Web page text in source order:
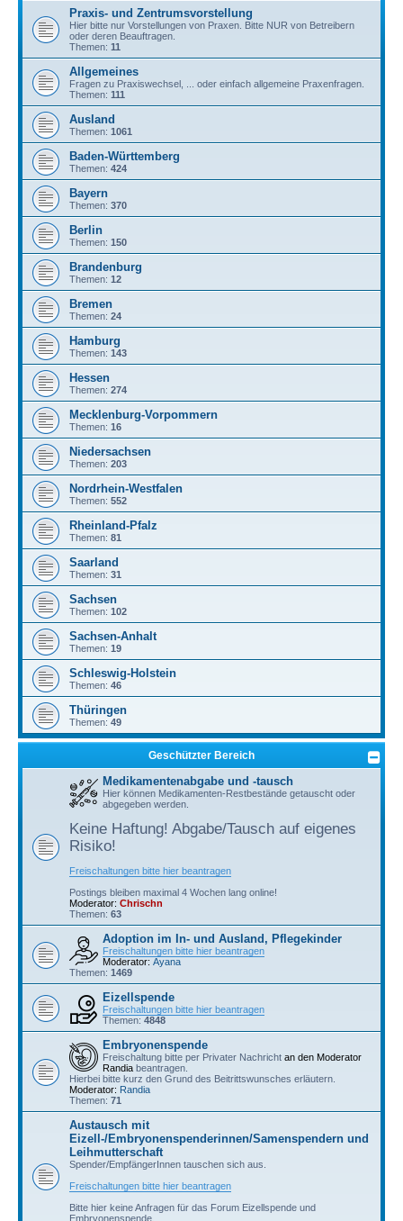
Praxis- und Zentrumsvorstellung
Hier bitte nur Vorstellungen von Praxen. Bitte NUR von Betreibern
oder deren Beauftragen.
Themen: 11
Allgemeines
Fragen zu Praxiswechsel, ... oder einfach allgemeine Praxenfragen.
Themen: 111
Ausland
Themen: 1061
Baden-Württemberg
Themen: 424
Bayern
Themen: 370
Berlin
Themen: 150
Brandenburg
Themen: 12
Bremen
Themen: 24
Hamburg
Themen: 143
Hessen
Themen: 274
Mecklenburg-Vorpommern
Themen: 16
Niedersachsen
Themen: 203
Nordrhein-Westfalen
Themen: 552
Rheinland-Pfalz
Themen: 81
Saarland
Themen: 31
Sachsen
Themen: 102
Sachsen-Anhalt
Themen: 19
Schleswig-Holstein
Themen: 46
Thüringen
Themen: 49
Geschützter Bereich
Medikamentenabgabe und -tausch
Hier können Medikamenten-Restbestände getauscht oder
abgegeben werden.
Keine Haftung! Abgabe/Tausch auf eigenes
Risiko!
Freischaltungen bitte hier beantragen
Postings bleiben maximal 4 Wochen lang online!
Moderator: Chrischn
Themen: 63
Adoption im In- und Ausland, Pflegekinder
Freischaltungen bitte hier beantragen
Moderator: Ayana
Themen: 1469
Eizellspende
Freischaltungen bitte hier beantragen
Themen: 4848
Embryonenspende
Freischaltung bitte per Privater Nachricht an den Moderator
Randia beantragen.
Hierbei bitte kurz den Grund des Beitrittswunsches erläutern.
Moderator: Randia
Themen: 71
Austausch mit
Eizell-/Embryonenspenderinnen/Samenspendern und
Leihmutterschaft
Spender/EmpfängerInnen tauschen sich aus.
Freischaltungen bitte hier beantragen
Bitte hier keine Anfragen für das Forum Eizellspende und
Embryonenspende.